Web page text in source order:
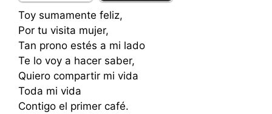
Toy sumamente feliz,
Por tu visita mujer,
Tan prono estés a mi lado
Te lo voy a hacer saber,
Quiero compartir mi vida
Toda mi vida
Contigo el primer café.